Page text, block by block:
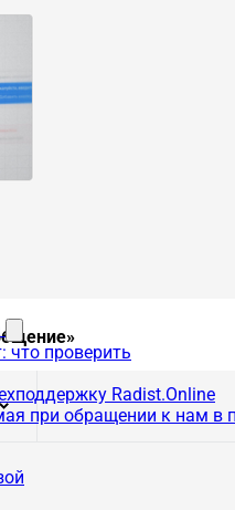
что проверить
Radist.Online
при обращении к нам в